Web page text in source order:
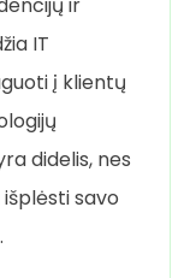
IT
į klientų
didelis, nes
savo